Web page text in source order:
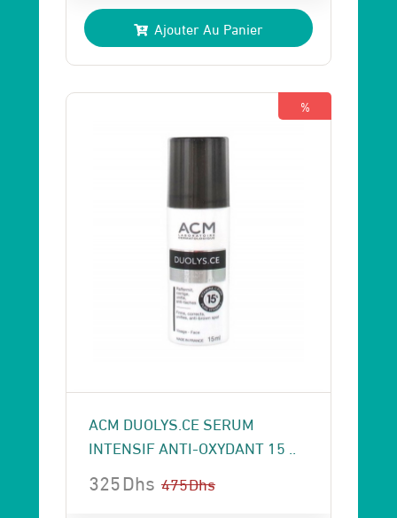
Ajouter Au Panier
%
ACM DUOLYS.CE SERUM
INTENSIF ANTI-OXYDANT 15 ..
475Dhs
325Dhs